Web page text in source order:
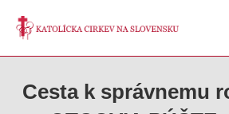
Cesta k správnemu